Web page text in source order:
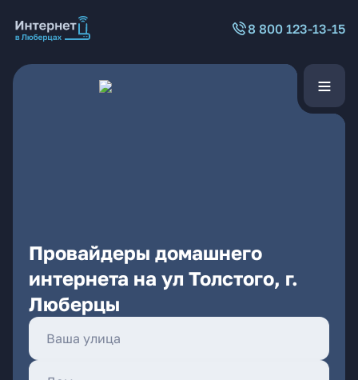
8 800 123-13-15
Провайдеры домашнего
интернета на ул Толстого, г.
Люберцы